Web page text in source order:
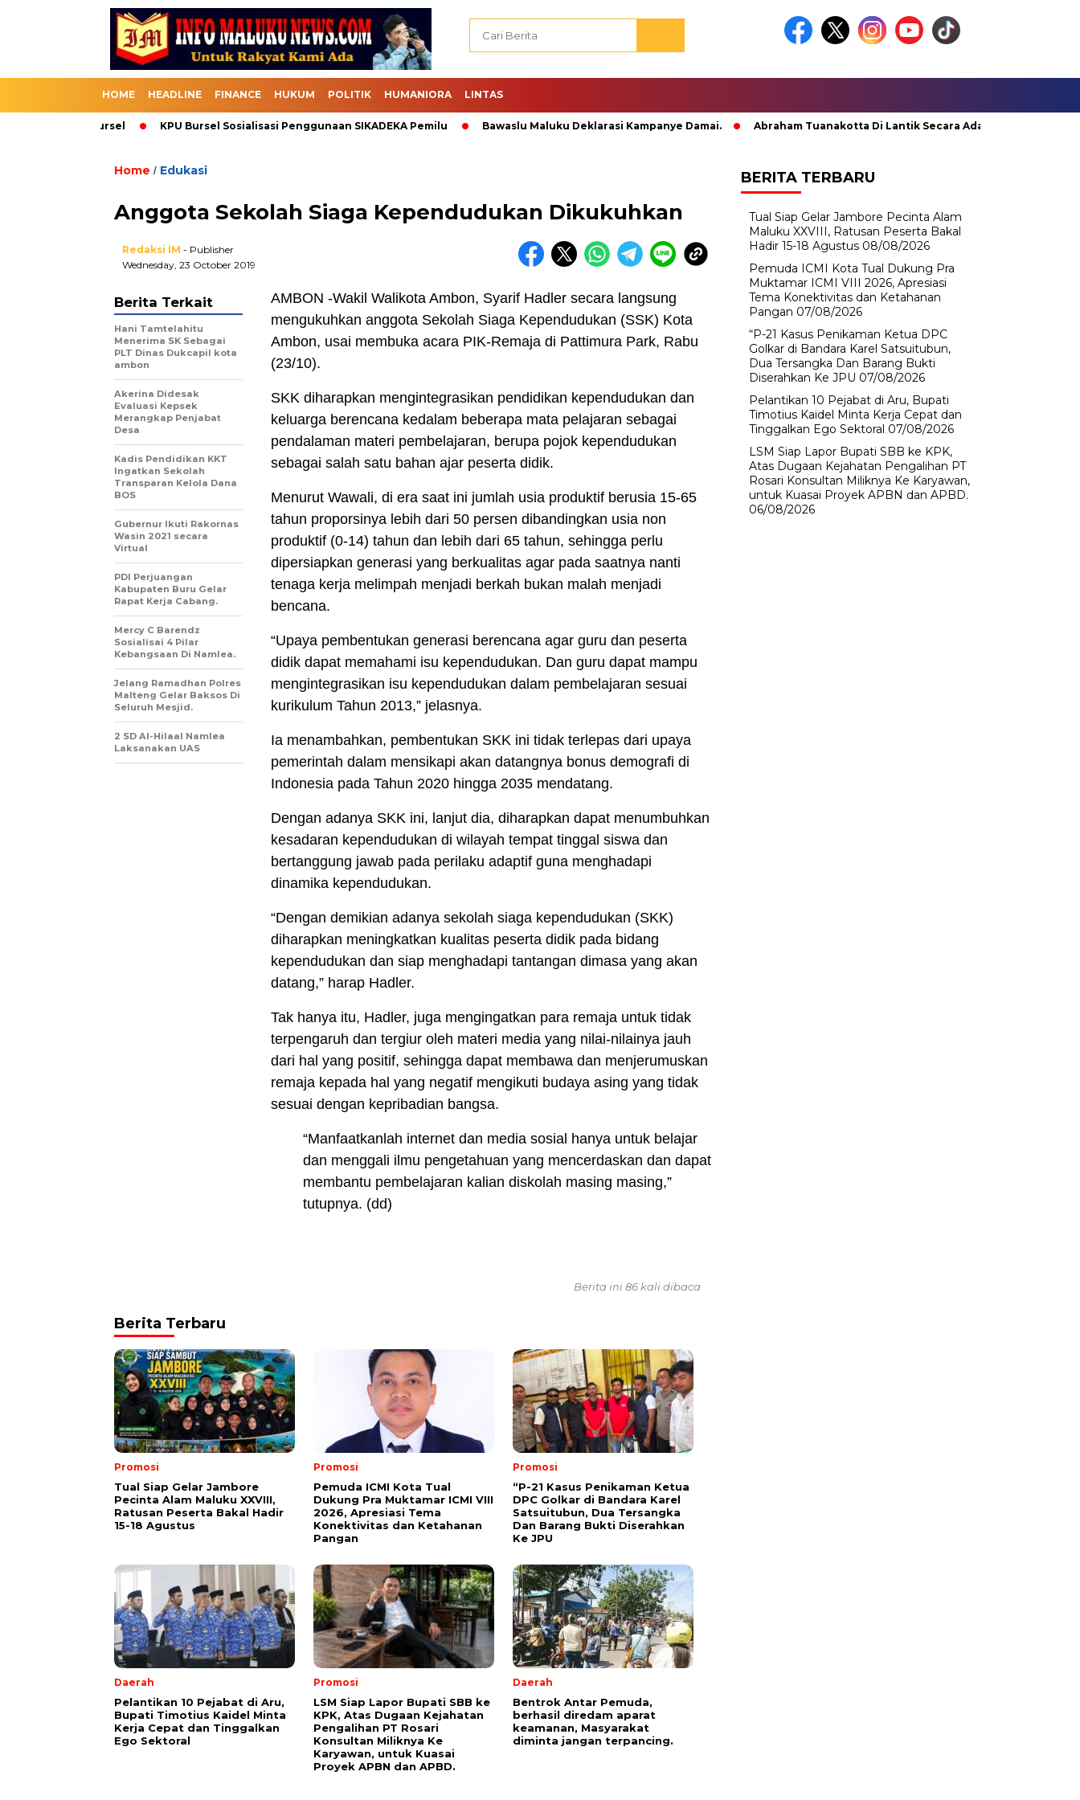
HOME HEADLINE FINANCE HUKUM POLITIK HUMANIORA LINTAS
KPU Bursel Sosialisasi Penggunaan SIKADEKA Pemilu Bawaslu Maluku Deklarasi Kampanye Damai. Abraham Tuanakotta Di Lantik Secara Adat; Pj Bupati Malteng
Home / Edukasi
Anggota Sekolah Siaga Kependudukan Dikukuhkan
Redaksi IM - Publisher
Wednesday, 23 October 2019
AMBON -Wakil Walikota Ambon, Syarif Hadler secara langsung
mengukuhkan anggota Sekolah Siaga Kependudukan (SSK) Kota
Ambon, usai membuka acara PIK-Remaja di Pattimura Park, Rabu
(23/10).
SKK diharapkan mengintegrasikan pendidikan kependudukan dan
keluarga berencana kedalam beberapa mata pelajaran sebagai
pendalaman materi pembelajaran, berupa pojok kependudukan
sebagai salah satu bahan ajar peserta didik.
Menurut Wawali, di era saat ini jumlah usia produktif berusia 15-65
tahun proporsinya lebih dari 50 persen dibandingkan usia non
produktif (0-14) tahun dan lebih dari 65 tahun, sehingga perlu
dipersiapkan generasi yang berkualitas agar pada saatnya nanti
tenaga kerja melimpah menjadi berkah bukan malah menjadi
bencana.
“Upaya pembentukan generasi berencana agar guru dan peserta
didik dapat memahami isu kependudukan. Dan guru dapat mampu
mengintegrasikan isu kependudukan dalam pembelajaran sesuai
kurikulum Tahun 2013,” jelasnya.
Ia menambahkan, pembentukan SKK ini tidak terlepas dari upaya
pemerintah dalam mensikapi akan datangnya bonus demografi di
Indonesia pada Tahun 2020 hingga 2035 mendatang.
Dengan adanya SKK ini, lanjut dia, diharapkan dapat menumbuhkan
kesadaran kependudukan di wilayah tempat tinggal siswa dan
bertanggung jawab pada perilaku adaptif guna menghadapi
dinamika kependudukan.
“Dengan demikian adanya sekolah siaga kependudukan (SKK)
diharapkan meningkatkan kualitas peserta didik pada bidang
kependudukan dan siap menghadapi tantangan dimasa yang akan
datang,” harap Hadler.
Tak hanya itu, Hadler, juga mengingatkan para remaja untuk tidak
terpengaruh dan tergiur oleh materi media yang nilai-nilainya jauh
dari hal yang positif, sehingga dapat membawa dan menjerumuskan
remaja kepada hal yang negatif mengikuti budaya asing yang tidak
sesuai dengan kepribadian bangsa.
“Manfaatkanlah internet dan media sosial hanya untuk belajar
dan menggali ilmu pengetahuan yang mencerdaskan dan dapat
membantu pembelajaran kalian diskolah masing masing,”
tutupnya. (dd)
Berita Terkait
Hani Tamtelahitu
Menerima SK Sebagai
PLT Dinas Dukcapil kota
ambon
Akerina Didesak
Evaluasi Kepsek
Merangkap Penjabat
Desa
Kadis Pendidikan KKT
Ingatkan Sekolah
Transparan Kelola Dana
BOS
Gubernur Ikuti Rakornas
Wasin 2021 secara
Virtual
PDI Perjuangan
Kabupaten Buru Gelar
Rapat Kerja Cabang.
Mercy C Barendz
Sosialisai 4 Pilar
Kebangsaan Di Namlea.
Jelang Ramadhan Polres
Malteng Gelar Baksos Di
Seluruh Mesjid.
2 SD Al-Hilaal Namlea
Laksanakan UAS
Berita ini 86 kali dibaca
Berita Terbaru
Promosi
Tual Siap Gelar Jambore
Pecinta Alam Maluku XXVIII,
Ratusan Peserta Bakal Hadir
15-18 Agustus
Promosi
Pemuda ICMI Kota Tual
Dukung Pra Muktamar ICMI VIII
2026, Apresiasi Tema
Konektivitas dan Ketahanan
Pangan
Promosi
“P-21 Kasus Penikaman Ketua
DPC Golkar di Bandara Karel
Satsuitubun, Dua Tersangka
Dan Barang Bukti Diserahkan
Ke JPU
Daerah
Pelantikan 10 Pejabat di Aru,
Bupati Timotius Kaidel Minta
Kerja Cepat dan Tinggalkan
Ego Sektoral
Promosi
LSM Siap Lapor Bupati SBB ke
KPK, Atas Dugaan Kejahatan
Pengalihan PT Rosari
Konsultan Miliknya Ke
Karyawan, untuk Kuasai
Proyek APBN dan APBD.
Daerah
Bentrok Antar Pemuda,
berhasil diredam aparat
keamanan, Masyarakat
diminta jangan terpancing.
BERITA TERBARU
Tual Siap Gelar Jambore Pecinta Alam
Maluku XXVIII, Ratusan Peserta Bakal
Hadir 15-18 Agustus 08/08/2026
Pemuda ICMI Kota Tual Dukung Pra
Muktamar ICMI VIII 2026, Apresiasi
Tema Konektivitas dan Ketahanan
Pangan 07/08/2026
“P-21 Kasus Penikaman Ketua DPC
Golkar di Bandara Karel Satsuitubun,
Dua Tersangka Dan Barang Bukti
Diserahkan Ke JPU 07/08/2026
Pelantikan 10 Pejabat di Aru, Bupati
Timotius Kaidel Minta Kerja Cepat dan
Tinggalkan Ego Sektoral 07/08/2026
LSM Siap Lapor Bupati SBB ke KPK,
Atas Dugaan Kejahatan Pengalihan PT
Rosari Konsultan Miliknya Ke Karyawan,
untuk Kuasai Proyek APBN dan APBD.
06/08/2026